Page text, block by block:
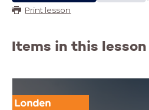
Print lesson
Items in this lesson
Londen